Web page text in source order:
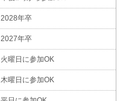
2028年卒
2027年卒
火曜日に参加OK
木曜日に参加OK